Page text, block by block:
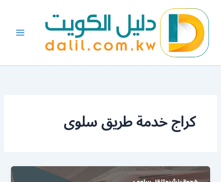
المحتوى
كراج خدمة طريق سلوى